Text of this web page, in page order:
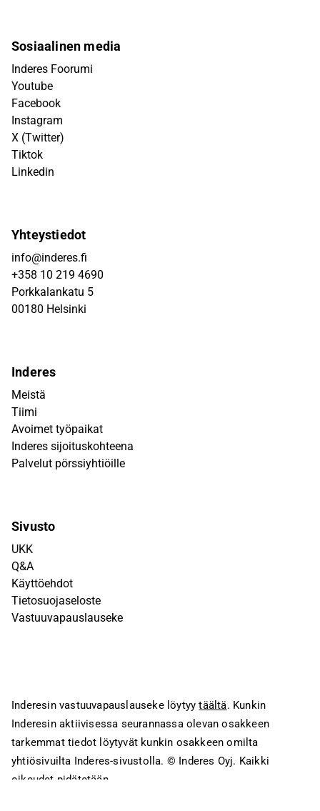
Sosiaalinen media
Inderes Foorumi
Youtube
Facebook
Instagram
X (Twitter)
Tiktok
Linkedin
Yhteystiedot
info@inderes.fi
+358 10 219 4690
Porkkalankatu 5
00180 Helsinki
Inderes
Meistä
Tiimi
Avoimet työpaikat
Inderes sijoituskohteena
Palvelut pörssiyhtiöille
Sivusto
UKK
Q&A
Käyttöehdot
Tietosuojaseloste
Vastuuvapauslauseke
Inderesin vastuuvapauslauseke löytyytäältä. Kunkin
Inderesin aktiivisessa seurannassa olevan osakkeen
tarkemmat tiedot löytyvät kunkin osakkeen omilta
yhtiösivuilta Inderes-sivustolla. © Inderes Oyj. Kaikki
oikeudet pidätetään.